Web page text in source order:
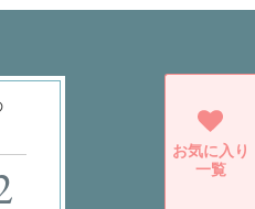
お気に入り
一覧